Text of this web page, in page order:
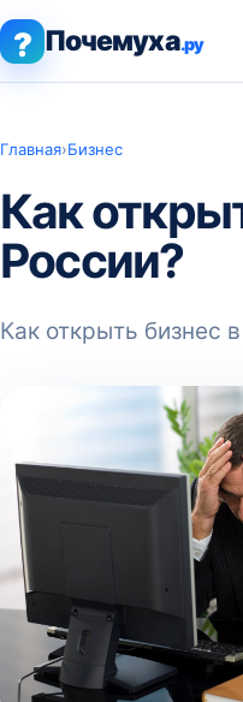
? Почемуха.ру
Главная›Бизнес
Как
России?
Как открыть бизнес